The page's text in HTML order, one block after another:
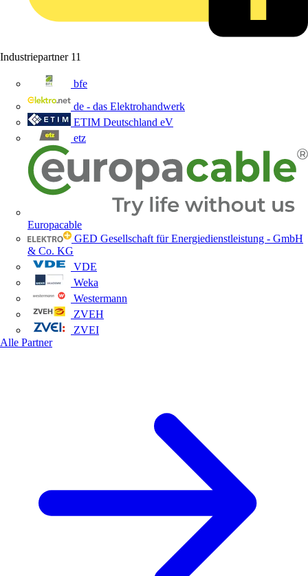
Industriepartner 11
bfe
de - das Elektrohandwerk
ETIM Deutschland eV
etz
Europacable
GED Gesellschaft für Energiedienstleistung - GmbH
& Co. KG
VDE
Weka
Westermann
ZVEH
ZVEI
Alle Partner